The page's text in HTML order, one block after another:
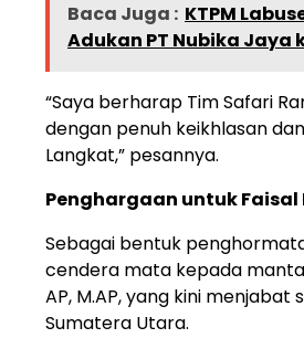
Baca Juga : KTPM
Adukan PT Nubika Jaya
“Saya berharap Tim Safari
dengan penuh keikhlasan
Langkat,” pesannya.
Penghargaan untuk Faisal
Sebagai bentuk
cendera mata kepada
AP, M.AP, yang kini
Sumatera Utara.